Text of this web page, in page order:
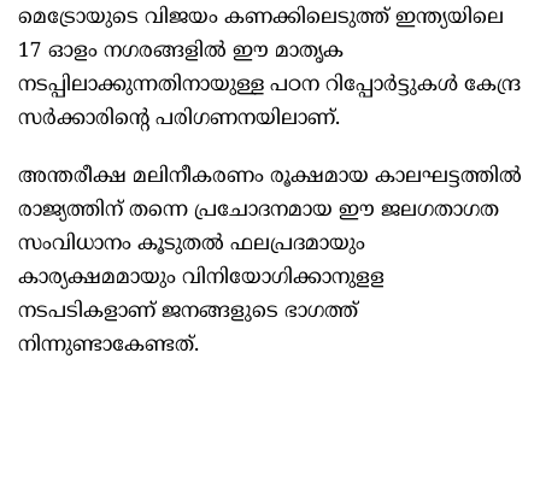
മെട്രോയുടെ വിജയം കണക്കിലെടുത്ത് ഇന്ത്യയിലെ
17 ഓളം നഗരങ്ങളിൽ ഈ മാതൃക
നടപ്പിലാക്കുന്നതിനായുള്ള പഠന റിപ്പോർട്ടുകൾ കേന്ദ്ര
സർക്കാരിന്റെ പരിഗണനയിലാണ്.
അന്തരീക്ഷ മലിനീകരണം രൂക്ഷമായ കാലഘട്ടത്തില്‍
രാജ്യത്തിന് തന്നെ പ്രചോദനമായ ഈ ജലഗതാഗത
സംവിധാനം കൂടുതല്‍ ഫലപ്രദമായും
കാര്യക്ഷമമായും വിനിയോഗിക്കാനുളള
നടപടികളാണ് ജനങ്ങളുടെ ഭാഗത്ത്
നിന്നുണ്ടാകേണ്ടത്.